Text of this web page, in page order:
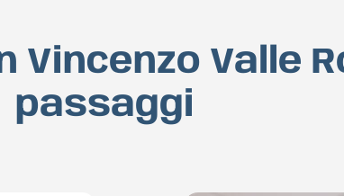
Vincenzo Valle
passaggi